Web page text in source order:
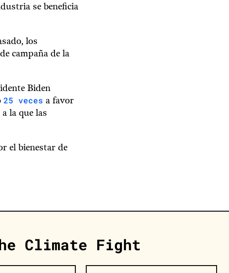
se beneficia
los
campaña de la
Biden
25 veces a favor
la que las
el bienestar de
Climate Fight